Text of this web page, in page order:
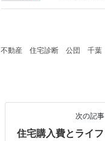
不動産 住宅診断 公団 千葉
次の記事
住宅購入費とライフ